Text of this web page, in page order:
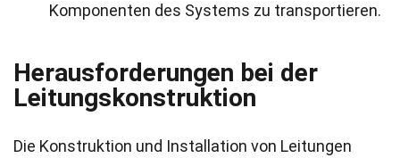
Komponenten des Systems zu transportieren.
Herausforderungen bei der
Leitungskonstruktion
Die Konstruktion und Installation von Leitungen